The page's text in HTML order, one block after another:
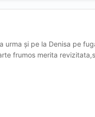
urma și pe la Denisa pe
frumos merita